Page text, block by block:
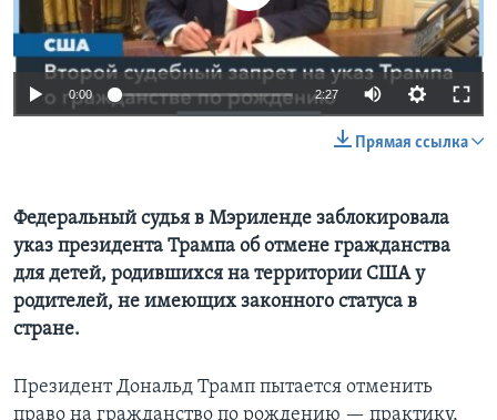
Learning English
СОЦИАЛЬНЫЕ СЕТИ
Auto 240p 360p 480p
720p 1080p
0:00 2:27
720p
1080p
Прямая ссылка
Федеральный судья в Мэриленде заблокировала
указ президента Трампа об отмене гражданства
для детей, родившихся на территории США у
родителей, не имеющих законного статуса в
стране.
Президент Дональд Трамп пытается отменить
право на гражданство по рождению — практику,